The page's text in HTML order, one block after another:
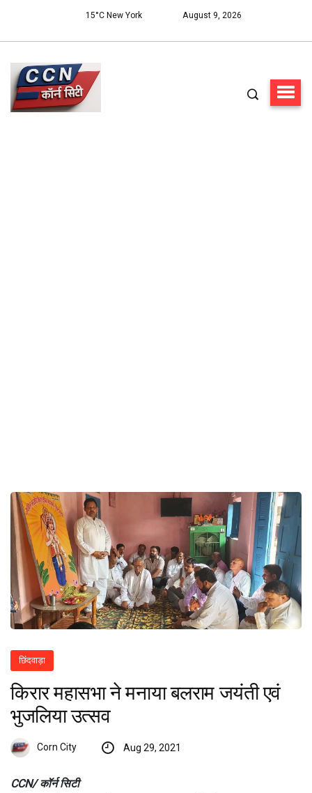
15°C New York August 9, 2026
छिंदवाड़ा
किरार महासभा ने मनाया बलराम जयंती एवं
भुजलिया उत्सव
Corn City Aug 29, 2021
CCN/ कॉर्न सिटी